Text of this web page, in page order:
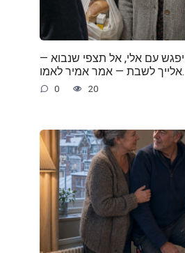
— אם תמשיכי להיפגש עם אלי, אל תצפי שנבוא
אלייך לשבת — אמר אמיר לאמו.
0 20